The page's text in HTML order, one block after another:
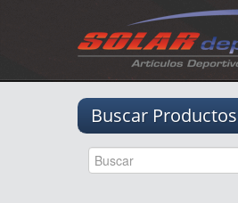
Buscar Productos